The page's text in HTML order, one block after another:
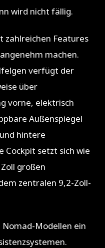
wird nicht fällig.
zahlreichen Features
machen.
verfügt der
über
vorne, elektrisch
Außenspiegel
hintere
Cockpit setzt sich wie
großen
zentralen 9,2-Zoll-
Nomad-Modellen ein